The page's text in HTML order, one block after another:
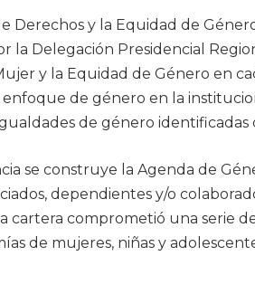
Derechos y la Equidad de
la Delegación Presidencial
y la Equidad de Género en
de género en la
de género
se construye la Agenda de
dependientes y/o
cartera comprometió una serie
de mujeres, niñas y